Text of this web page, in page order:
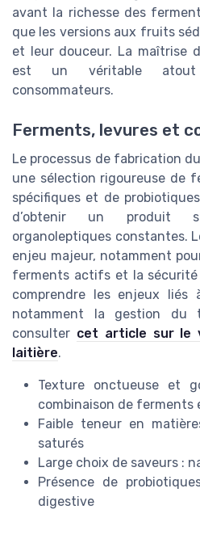
avant la richesse des
que les versions aux fruits
et leur douceur. La maîtrise
est un véritable
consommateurs.
Ferments, levures et
Le processus de fabrication
une sélection rigoureuse de
spécifiques et de
d’obtenir un produit
organoleptiques constantes.
enjeu majeur, notamment
ferments actifs et la sécurité
comprendre les enjeux liés
notamment la gestion du
consulter cet article sur le
laitière.
Texture onctueuse et
combinaison de ferments
Faible teneur en
saturés
Large choix de saveurs :
Présence de
digestive